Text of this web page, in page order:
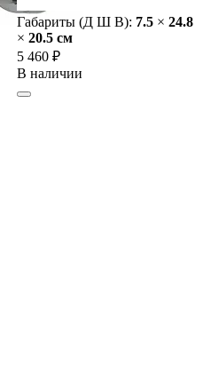
Габариты (Д Ш В): 7.5 × 24.8
× 20.5 cм
5 460 ₽
В наличии